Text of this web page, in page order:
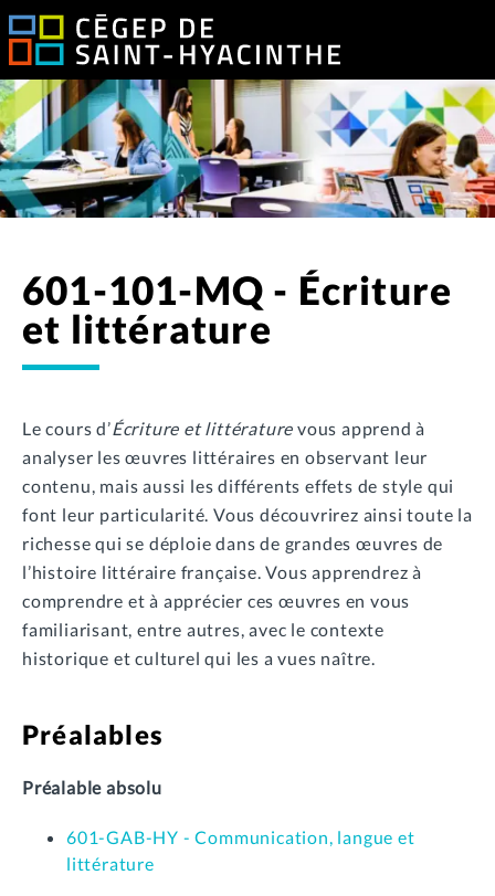
601-101-MQ - Écriture
et littérature
Le cours d’Écriture et littératurevous apprend à
analyser les œuvres littéraires en observant leur
contenu, mais aussi les différents effets de style qui
font leur particularité. Vous découvrirez ainsi toute la
richesse qui se déploie dans de grandes œuvres de
l’histoire littéraire française. Vous apprendrez à
comprendre et à apprécier ces œuvres en vous
familiarisant, entre autres, avec le contexte
historique et culturel qui les a vues naître.
Préalables
Préalable absolu
601-GAB-HY - Communication, langue et
littérature